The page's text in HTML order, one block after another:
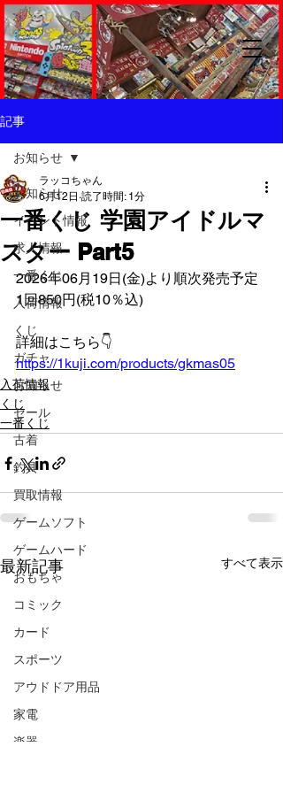
記事
お知らせ
イベント情報
求人情報
一番くじ
入荷情報
くじ
ガチャ
お知らせ
セール
古着
釣具
買取情報
ゲームソフト
ゲームハード
おもちゃ
コミック
カード
スポーツ
アウドドア用品
家電
楽器
お知らせ
一番くじ 学園アイドルマ
スター Part5
ラッコちゃん
6月12日 読了時間: 1分
2026年06月19日(金)より順次発売予定
1回850円(税10％込)
詳細はこちら👇️
https://1kuji.com/products/gkmas05
入荷情報
くじ
一番くじ
最新記事 すべて表示